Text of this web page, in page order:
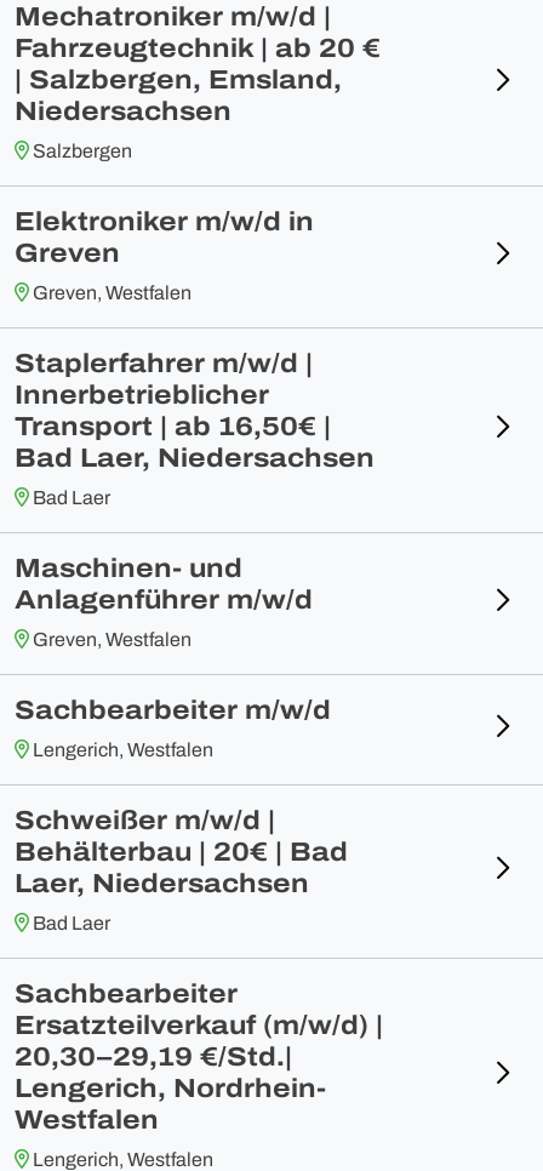
Mechatroniker m/w/d |
Fahrzeugtechnik | ab 20 €
| Salzbergen, Emsland,
Niedersachsen
Salzbergen
Elektroniker m/w/d in
Greven
Greven, Westfalen
Staplerfahrer m/w/d |
Innerbetrieblicher
Transport | ab 16,50€ |
Bad Laer, Niedersachsen
Bad Laer
Maschinen- und
Anlagenführer m/w/d
Greven, Westfalen
Sachbearbeiter m/w/d
Lengerich, Westfalen
Schweißer m/w/d |
Behälterbau | 20€ | Bad
Laer, Niedersachsen
Bad Laer
Sachbearbeiter
Ersatzteilverkauf (m/w/d) |
20,30–29,19 €/Std.|
Lengerich, Nordrhein-
Westfalen
Lengerich, Westfalen